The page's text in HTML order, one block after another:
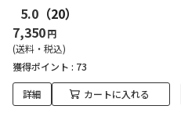
5.0 （20）
7,350円
(送料・税込)
獲得ポイント : 73
詳細 カートに入れる